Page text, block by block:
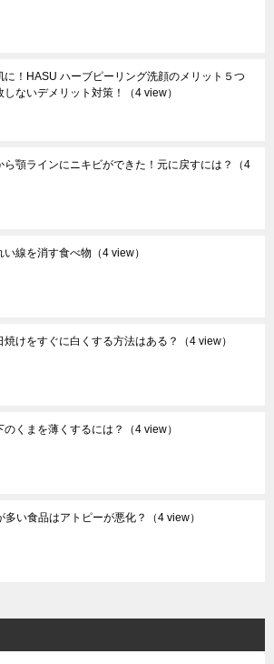
に！HASU ハーブピーリング洗顔のメリット５つ
しないデメリット対策！
（4 view）
ら顎ラインにニキビができた！元に戻すには？
（4
い線を消す食べ物 （4 view）
焼けをすぐに白くする方法はある？ （4 view）
のくまを薄くするには？ （4 view）
多い食品はアトピーが悪化？ （4 view）